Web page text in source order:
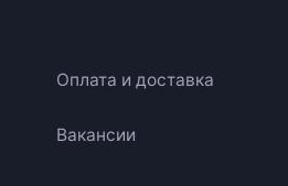
Оплата и доставка
Вакансии